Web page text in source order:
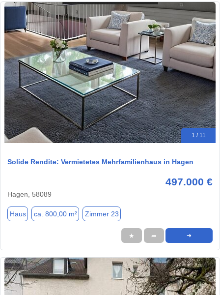
1 / 11
Solide Rendite: Vermietetes Mehrfamilienhaus in Hagen
497.000 €
Hagen, 58089
Haus ca. 800,00 m² Zimmer 23
★ ➦ ➜